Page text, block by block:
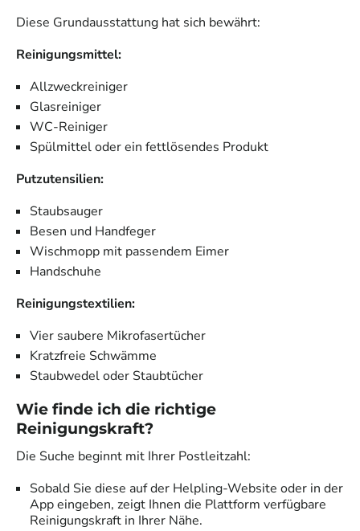
Diese Grundausstattung hat sich bewährt:
Reinigungsmittel:
Allzweckreiniger
Glasreiniger
WC-Reiniger
Spülmittel oder ein fettlösendes Produkt
Putzutensilien:
Staubsauger
Besen und Handfeger
Wischmopp mit passendem Eimer
Handschuhe
Reinigungstextilien:
Vier saubere Mikrofasertücher
Kratzfreie Schwämme
Staubwedel oder Staubtücher
Wie finde ich die richtige
Reinigungskraft?
Die Suche beginnt mit Ihrer Postleitzahl:
Sobald Sie diese auf der Helpling-Website oder in der
App eingeben, zeigt Ihnen die Plattform verfügbare
Reinigungskraft in Ihrer Nähe.